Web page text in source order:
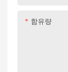
함유량